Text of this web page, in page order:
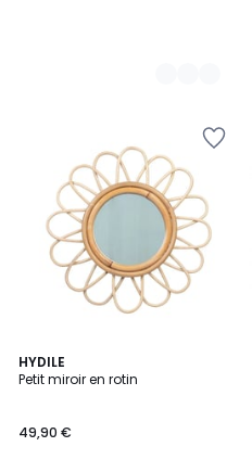
HYDILE
Petit miroir en rotin
49,90 €